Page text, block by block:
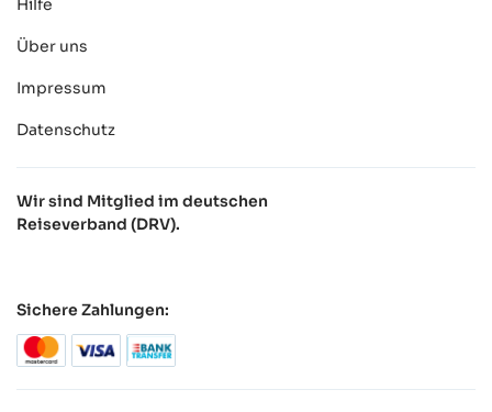
Hilfe
Über uns
Impressum
Datenschutz
Wir sind Mitglied im deutschen
Reiseverband (DRV).
Sichere Zahlungen: